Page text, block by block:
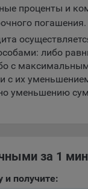
проценты и
погашения.
либо
с
с их
уменьшению
за 1
и получите: